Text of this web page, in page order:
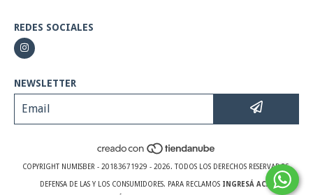
REDES SOCIALES
NEWSLETTER
COPYRIGHT NUMISBER - 20183671929 - 2026. TODOS LOS DERECHOS RESERVADOS.
DEFENSA DE LAS Y LOS CONSUMIDORES. PARA RECLAMOS INGRESÁ ACÁ.